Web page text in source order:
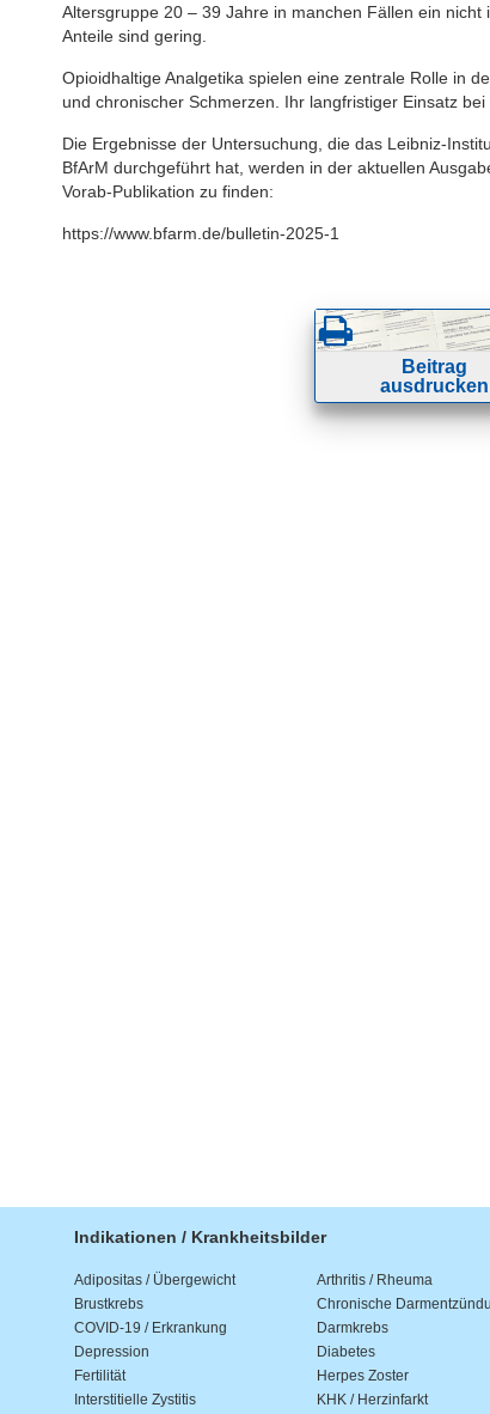
Altersgruppe 20 – 39 Jahre in manchen Fällen ein
Anteile sind gering.
Opioidhaltige Analgetika spielen eine zentrale Rolle in
und chronischer Schmerzen. Ihr langfristiger Einsatz
Die Ergebnisse der Untersuchung, die das Leibniz-
BfArM durchgeführt hat, werden in der aktuellen
Vorab-Publikation zu finden:
https://www.bfarm.de/bulletin-2025-1
Beitrag
ausdrucken
Indikationen / Krankheitsbilder
Adipositas / Übergewicht Arthritis / Rheuma
Brustkrebs
Chronische
COVID-19 / Erkrankung
Darmkrebs
Depression
Diabetes
Fertilität
Herpes Zoster
Interstitielle Zystitis
KHK / Herzinfarkt